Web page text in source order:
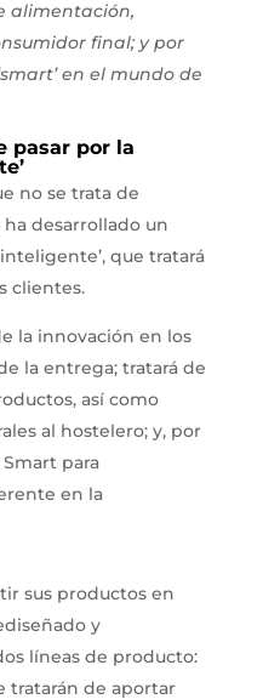
alimentación,
final; y por
en el mundo de
pasar por la
no se trata de
desarrollado un
que tratará
clientes.
la innovación en los
la entrega; tratará de
así como
al hostelero; y, por
para
en la
sus productos en
y
líneas de producto:
tratarán de aportar